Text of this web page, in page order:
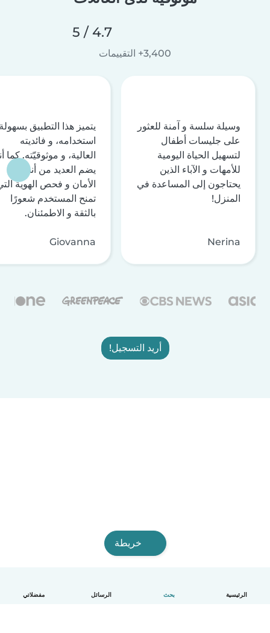
الرئيسية بحث الرسائل مفضلاتي
4.7 / 5
3,400+ التقييمات
وسيلة سلسة و آمنة للعثور
على جليسات أطفال
لتسهيل الحياة اليومية
للأمهات و الآباء الذين
يحتاجون إلى المساعدة في
المنزل!
Nerina
يتميز هذا التطبيق
استخدامه، و فائديته
العالية، و موثوقيّته. كما
يضم العديد من أنظمة
الأمان و فحص الهوية
تمنح المستخدم شعورًا
بالثقة و الاطمئنان.
Giovanna
أريد التسجيل!
خريطة